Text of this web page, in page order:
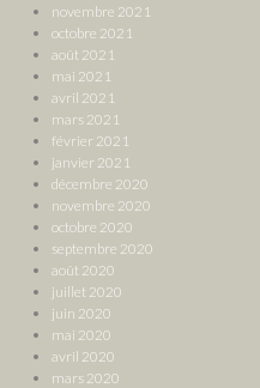
novembre 2021
octobre 2021
août 2021
mai 2021
avril 2021
mars 2021
février 2021
janvier 2021
décembre 2020
novembre 2020
octobre 2020
septembre 2020
août 2020
juillet 2020
juin 2020
mai 2020
avril 2020
mars 2020